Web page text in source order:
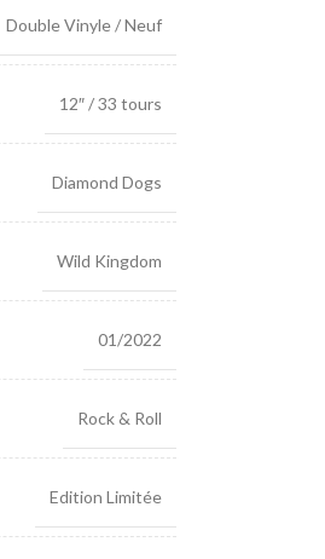
Double Vinyle / Neuf
12″ / 33 tours
Diamond Dogs
Wild Kingdom
01/2022
Rock & Roll
Edition Limitée